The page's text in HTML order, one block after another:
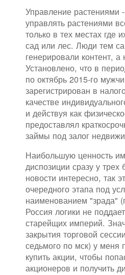
Управление растениями
управлять растениями
только в тех местах где
сад или лес. Люди тем
генерировали контент, а
Установлено, что в
по октябрь 2015-го
зарегистрирован в
качестве
и действуя как
предоставлял
займы под залог
Наибольшую ценность
диспозиции сразу у трех
новости интересно, так
очередного этапа под
наименованием "зрада"
Россия логики не
старейщих империй.
закрытия торговой
седьмого по мск) у меня
купить акции, чтобы
акционеров и получить